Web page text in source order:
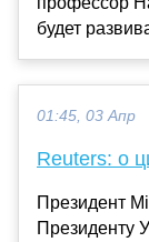
будет
01:45, 03 Апр
Reuters: о
Президент
Президенту